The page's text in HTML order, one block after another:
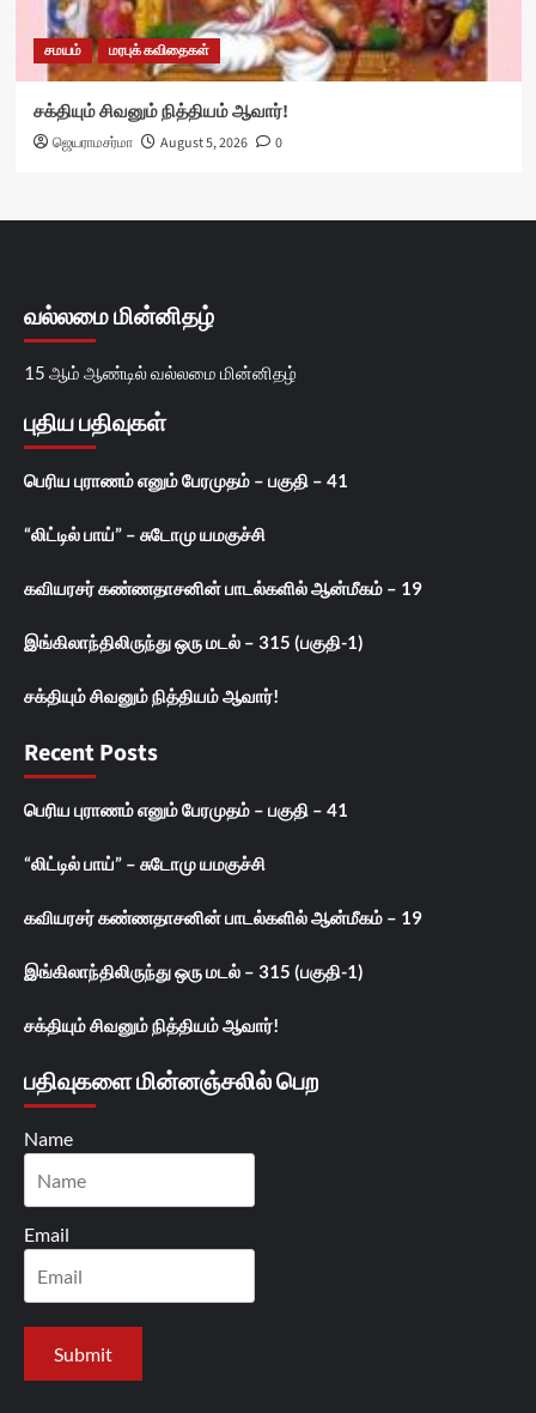
சமயம் மரபுக் கவிதைகள்
சக்தியும் சிவனும் நித்தியம் ஆவார்!
ஜெயராமசர்மா August 5, 2026 0
வல்லமை மின்னிதழ்
15 ஆம் ஆண்டில் வல்லமை மின்னிதழ்
புதிய பதிவுகள்
பெரிய புராணம் எனும் பேரமுதம் – பகுதி – 41
“லிட்டில் பாய்” – சுடோமு யமகுச்சி
கவியரசர் கண்ணதாசனின் பாடல்களில் ஆன்மீகம் – 19
இங்கிலாந்திலிருந்து ஒரு மடல் – 315 (பகுதி-1)
சக்தியும் சிவனும் நித்தியம் ஆவார்!
Recent Posts
பெரிய புராணம் எனும் பேரமுதம் – பகுதி – 41
“லிட்டில் பாய்” – சுடோமு யமகுச்சி
கவியரசர் கண்ணதாசனின் பாடல்களில் ஆன்மீகம் – 19
இங்கிலாந்திலிருந்து ஒரு மடல் – 315 (பகுதி-1)
சக்தியும் சிவனும் நித்தியம் ஆவார்!
பதிவுகளை மின்னஞ்சலில் பெற
Name
Email